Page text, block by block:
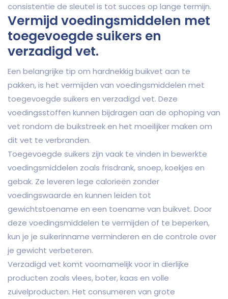
consistentie de sleutel is tot succes op lange termijn.
Vermijd voedingsmiddelen met
toegevoegde suikers en
verzadigd vet.
Een belangrijke tip om hardnekkig buikvet aan te
pakken, is het vermijden van voedingsmiddelen met
toegevoegde suikers en verzadigd vet. Deze
voedingsstoffen kunnen bijdragen aan de ophoping van
vet rondom de buikstreek en het moeilijker maken om
dit vet te verbranden.
Toegevoegde suikers zijn vaak te vinden in bewerkte
voedingsmiddelen zoals frisdrank, snoep, koekjes en
gebak. Ze leveren lege calorieën zonder
voedingswaarde en kunnen leiden tot
gewichtstoename en een toename van buikvet. Door
deze voedingsmiddelen te vermijden of te beperken,
kun je je suikerinname verminderen en de controle over
je gewicht verbeteren.
Verzadigd vet komt voornamelijk voor in dierlijke
producten zoals vlees, boter, kaas en volle
zuivelproducten. Het consumeren van grote